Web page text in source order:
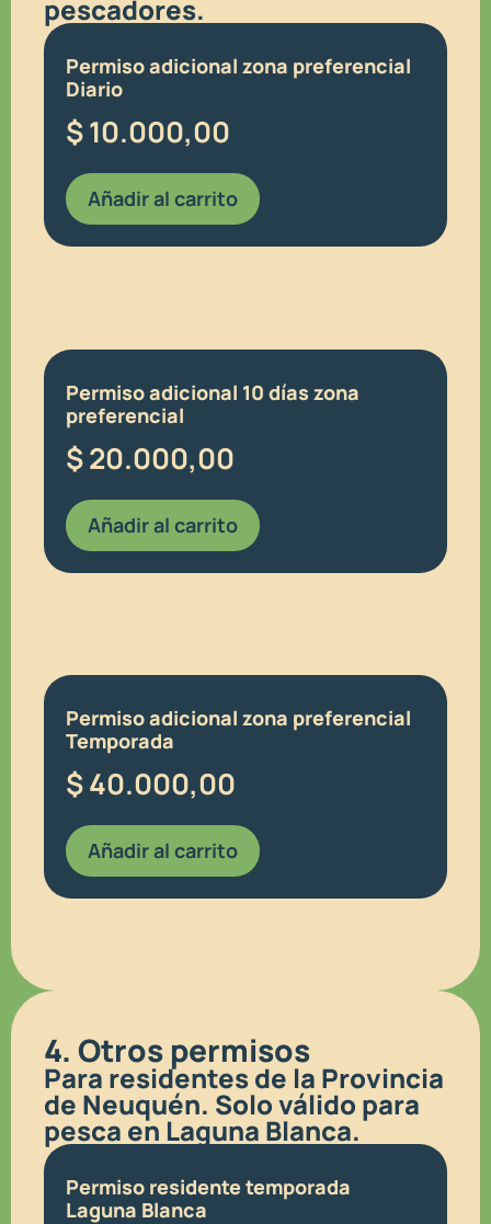
pescadores.
Permiso adicional zona preferencial
Diario
$10.000,00
Añadir al carrito
Permiso adicional 10 días zona
preferencial
$20.000,00
Añadir al carrito
Permiso adicional zona preferencial
Temporada
$40.000,00
Añadir al carrito
4. Otros permisos
Para residentes de la Provincia
de Neuquén. Solo válido para
pesca en Laguna Blanca.
Permiso residente temporada
Laguna Blanca